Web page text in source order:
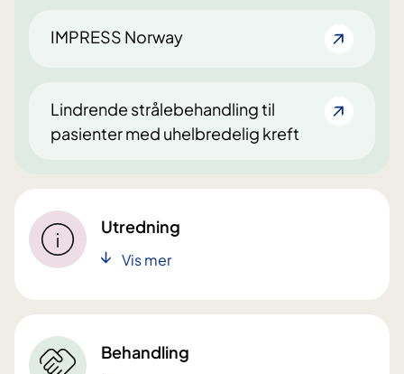
IMPRESS Norway
Lindrende strålebehandling til
pasienter med uhelbredelig kreft
Utredning
Vis mer
Behandling